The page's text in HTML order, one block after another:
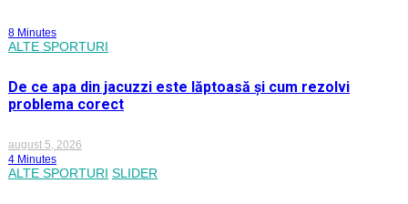
8 Minutes
ALTE SPORTURI
De ce apa din jacuzzi este lăptoasă și cum rezolvi
problema corect
august 5, 2026
4 Minutes
ALTE SPORTURI SLIDER